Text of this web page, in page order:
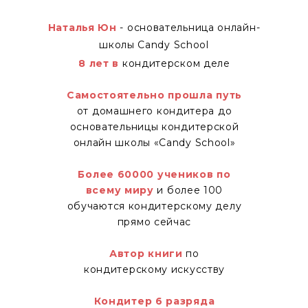
Наталья Юн - основательница онлайн-
школы Candy School
8 лет в кондитерском деле
Самостоятельно прошла путь
от домашнего кондитера до
основательницы кондитерской
онлайн школы «Candy School»
Более 60000 учеников по
всему миру и более 100
обучаются кондитерскому делу
прямо сейчас
Автор книги по
кондитерскому искусству
Кондитер 6 разряда